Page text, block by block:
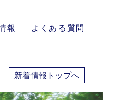
報 よくある質問
新着情報トップへ